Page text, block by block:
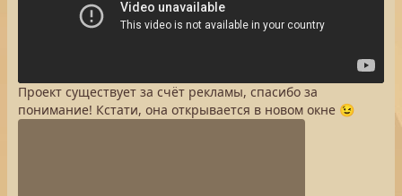
Проект существует за счёт рекламы, спасибо за
понимание! Кстати, она открывается в новом окне 😉